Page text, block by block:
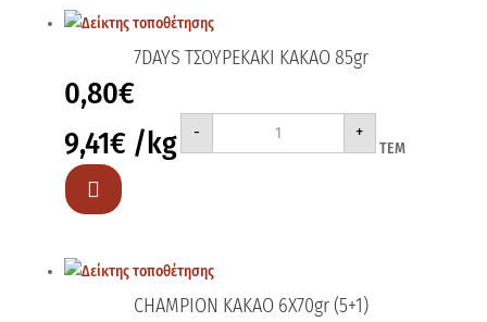
7DAYS ΤΣΟΥΡΕΚΑΚΙ ΚΑΚΑΟ 85gr
0,80€
9,41€ /kg -
7DAYS
ΤΣΟΥΡΕΚΑΚΙ
ΚΑΚΑΟ
+
ΤΕΜ

CHAMPION KAKAO 6Χ70gr (5+1)